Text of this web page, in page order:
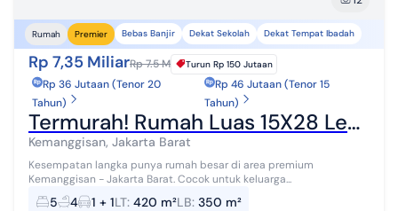
Rumah Premier Bebas Banjir Dekat Sekolah Dekat Tempat Ibadah
Rp 7,35 MiliarRp 7.5 M Turun Rp 150 Jutaan
Rp 36 Jutaan (Tenor 20
Tahun)
Rp 46 Jutaan (Tenor 15
Tahun)
Termurah! Rumah Luas 15X28 Lebar Jalan 3Mobil Komplek Karmel Kemanggisan Jakarta Barat
Kemanggisan, Jakarta Barat
Kesempatan langka punya rumah besar di area premium
Kemanggisan - Jakarta Barat. Cocok untuk keluarga...
5 4 1 + 1LT: 420 m²LB: 350 m²